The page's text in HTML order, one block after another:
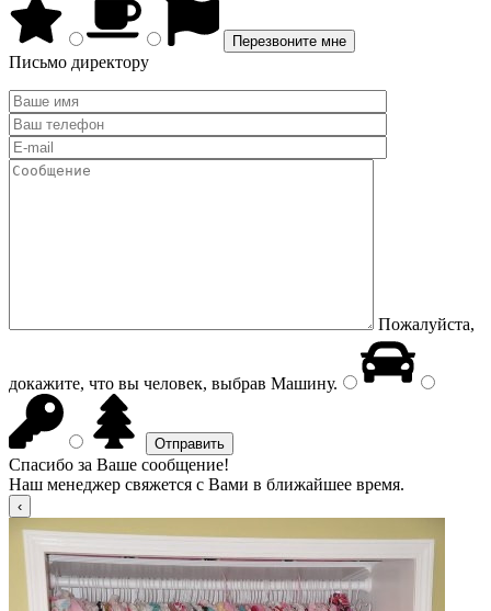
Письмо директору
Пожалуйста,
докажите, что вы человек, выбрав Машину.
Спасибо за Ваше сообщение!
Наш менеджер свяжется с Вами в ближайшее время.